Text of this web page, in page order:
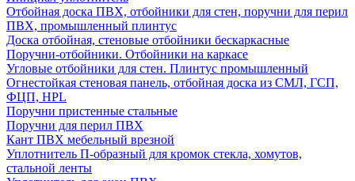
Отбойная доска ПВХ, отбойники для стен, поручни для перил
ПВХ, промышленный плинтус
Доска отбойная, стеновые отбойники бескаркасные
Поручни-отбойники. Отбойники на каркасе
Угловые отбойники для стен. Плинтус промышленный
Огнестойкая стеновая панель, отбойная доска из СМЛ, ГСП,
ФЦП, HPL
Поручни пристенные стальные
Поручни для перил ПВХ
Кант ПВХ мебельный врезной
Уплотнитель П-образный для кромок стекла, хомутов,
стальной ленты